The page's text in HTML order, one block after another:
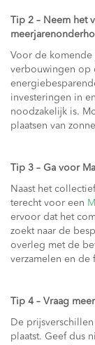
Tip 2 – Neem het
Voor de komende
verbouwingen op
investeringen in
noodzakelijk is.
plaatsen van
Tip 3 – Ga voor
Naast het
terecht voor een
ervoor dat het
zoekt naar de
overleg met de
verzamelen en de
Tip 4 – Vraag
De
plaatst. Geef dus